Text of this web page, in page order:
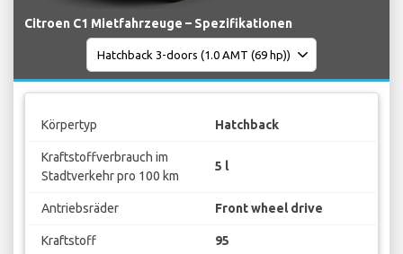
Citroen C1 Mietfahrzeuge – Spezifikationen
Körpertyp Hatchback
Kraftstoffverbrauch im
Stadtverkehr pro 100 km
5 l
Antriebsräder Front wheel drive
Kraftstoff 95